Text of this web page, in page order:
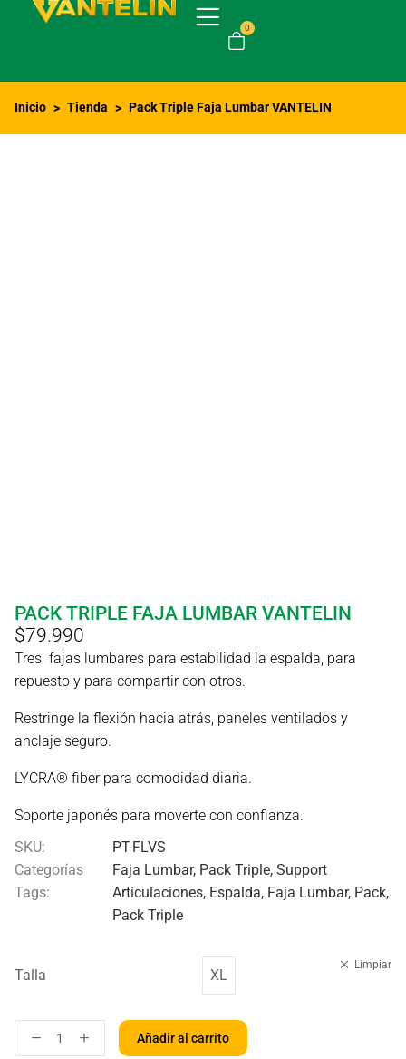
0
Inicio > Tienda > Pack Triple Faja Lumbar VANTELIN
PACK TRIPLE FAJA LUMBAR VANTELIN
$79.990
Tres fajas lumbares para estabilidad la espalda, para
repuesto y para compartir con otros.
Restringe la flexión hacia atrás, paneles ventilados y
anclaje seguro.
LYCRA® fiber para comodidad diaria.
Soporte japonés para moverte con confianza.
SKU:
PT-FLVS
Categorías
Faja Lumbar, Pack Triple, Support
Tags:
Articulaciones, Espalda, Faja Lumbar, Pack,
Pack Triple
Talla XL
Limpiar
Añadir al carrito